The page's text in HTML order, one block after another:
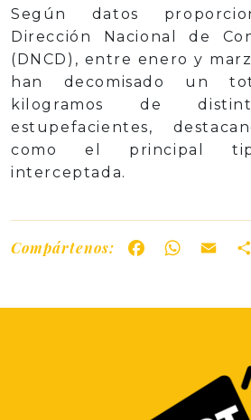
Según datos
Dirección Nacional de
(DNCD), entre enero y
han decomisado un
kilogramos de
estupefacientes,
como el principal
interceptada.
Compártenos: Facebook